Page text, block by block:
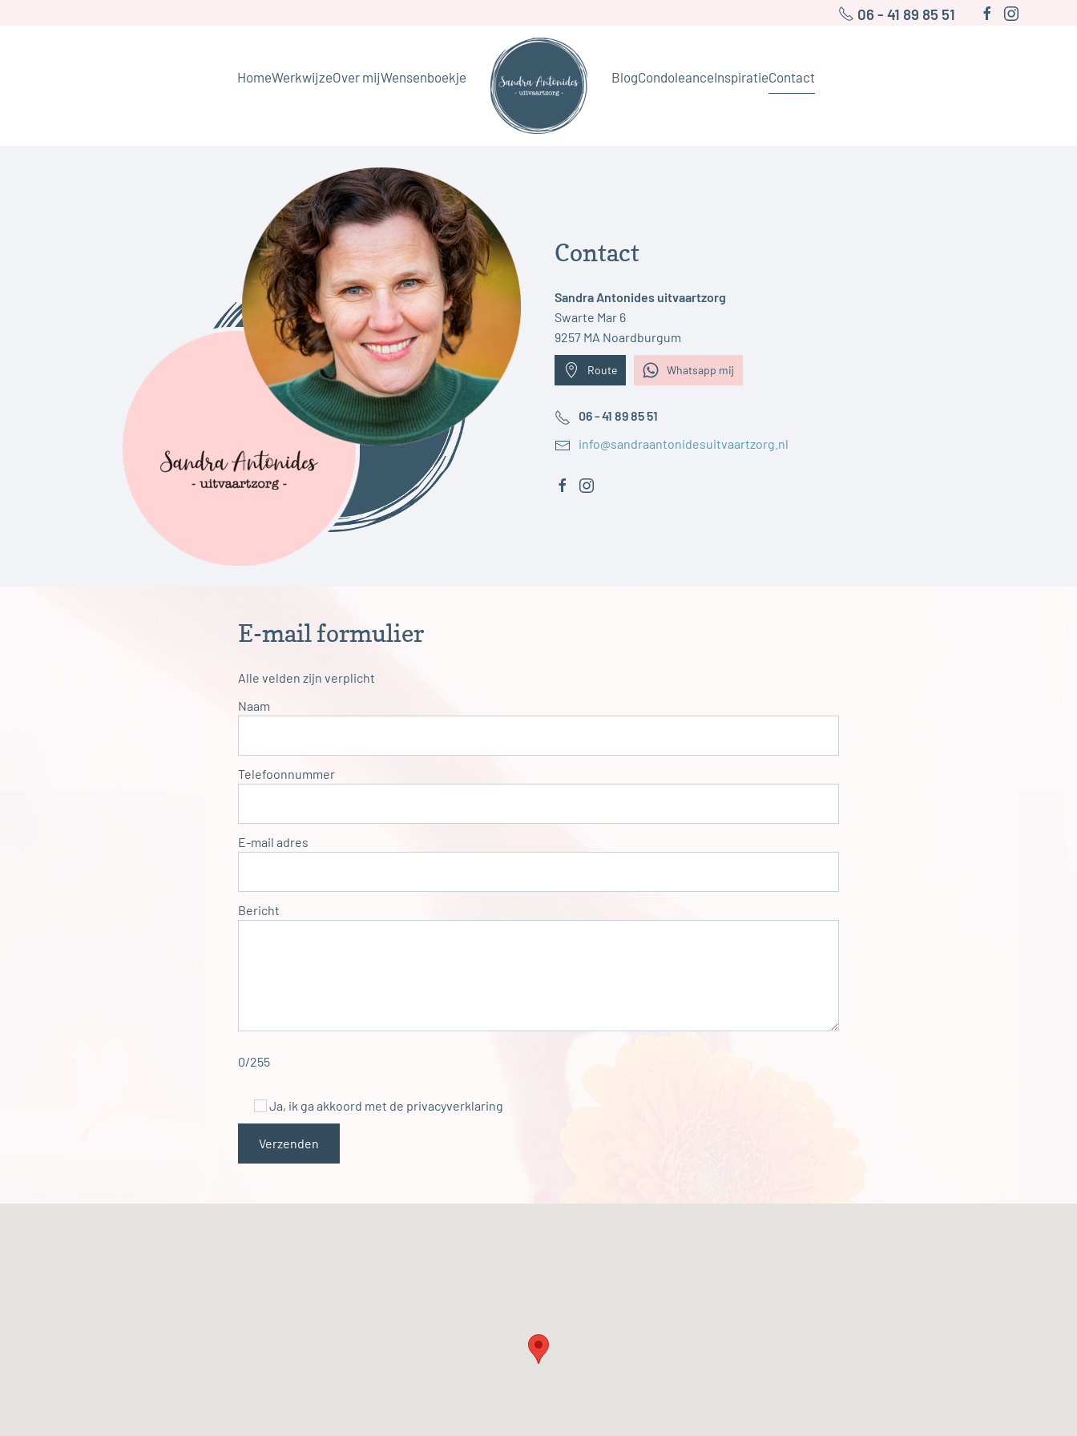
06 - 41 89 85 51
HomeWerkwijzeOver mijWensenboekje BlogCondoleanceInspiratieContact
Contact
Sandra Antonides uitvaartzorg
Swarte Mar 6
9257 MA Noardburgum
Route Whatsapp mij
06 - 41 89 85 51
info@sandraantonidesuitvaartzorg.nl
E-mail formulier
Alle velden zijn verplicht
Naam
Telefoonnummer
E-mail adres
Bericht
0/255
Ja, ik ga akkoord met de privacyverklaring
Verzenden